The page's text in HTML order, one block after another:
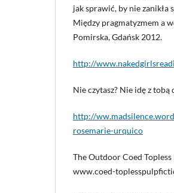
jak sprawić, by nie zanikła
Między pragmatyzmem a
Pomirska, Gdańsk 2012.
http://
Nie czytasz? Nie idę z
http://
rosemarie-urquico
The Outdoor Coed
www.coed-